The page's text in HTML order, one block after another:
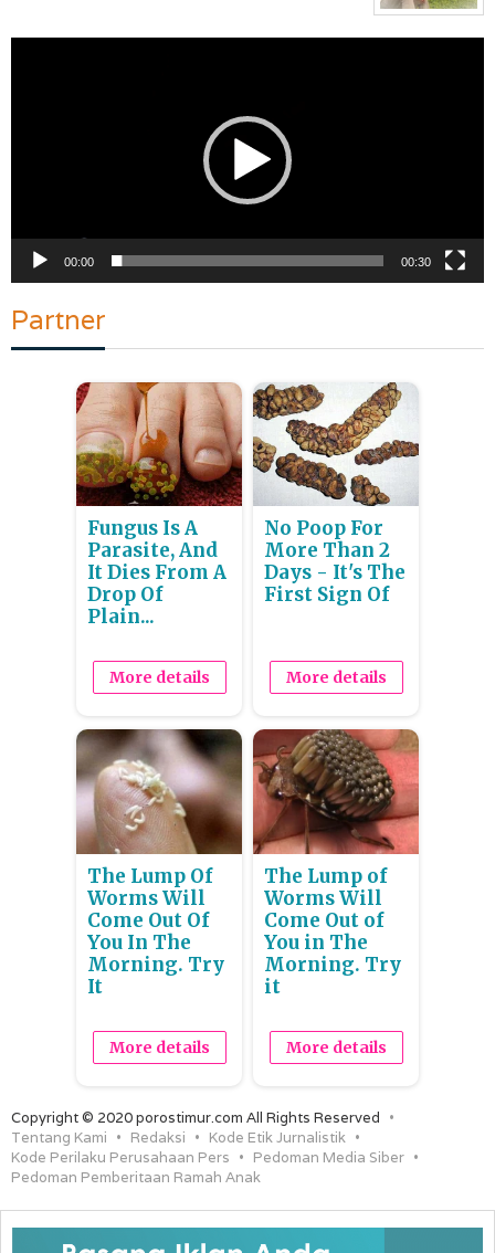
00:00 00:30
Partner
Fungus Is A
Parasite, And
It Dies From A
Drop Of
Plain...
More details
No Poop For
More Than 2
Days - It's The
First Sign Of
More details
The Lump Of
Worms Will
Come Out Of
You In The
Morning. Try
It
More details
The Lump of
Worms Will
Come Out of
You in The
Morning. Try
it
More details
Copyright © 2020 porostimur.com All Rights Reserved
Tentang Kami
Redaksi
Kode Etik Jurnalistik
Kode Perilaku Perusahaan Pers
Pedoman Media Siber
Pedoman Pemberitaan Ramah Anak